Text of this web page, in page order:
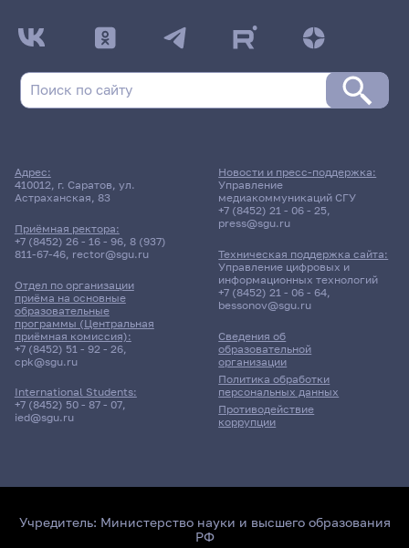
Адрес:
410012, г. Саратов, ул.
Астраханская, 83
Приёмная ректора:
+7 (8452) 26 - 16 - 96, 8 (937)
811-67-46, rector@sgu.ru
Отдел по организации
приёма на основные
образовательные
программы (Центральная
приёмная комиссия):
+7 (8452) 51 - 92 - 26,
cpk@sgu.ru
International Students:
+7 (8452) 50 - 87 - 07,
ied@sgu.ru
Сведения об
образовательной
организации
Политика обработки
персональных данных
Противодействие
коррупции
Новости и пресс-поддержка:
Управление
медиакоммуникаций СГУ
+7 (8452) 21 - 06 - 25,
press@sgu.ru
Техническая поддержка сайта:
Управление цифровых и
информационных технологий
+7 (8452) 21 - 06 - 64,
bessonov@sgu.ru
Учредитель: Министерство науки и высшего образования
РФ